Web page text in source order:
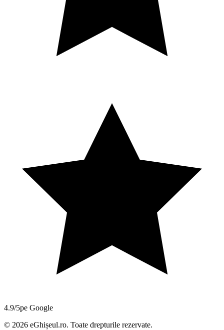
4.9/5pe Google
© 2026 eGhișeul.ro. Toate drepturile rezervate.